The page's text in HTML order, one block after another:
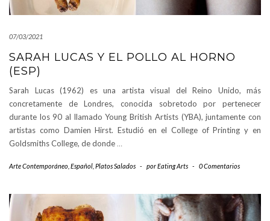
07/03/2021
SARAH LUCAS Y EL POLLO AL HORNO
(ESP)
Sarah Lucas (1962) es una artista visual del Reino Unido, más
concretamente de Londres, conocida sobretodo por pertenecer
durante los 90 al llamado Young British Artists (YBA), juntamente con
artistas como Damien Hirst. Estudió en el College of Printing y en
Goldsmiths College, de donde …
Arte Contemporáneo Español Platos Salados - porEating Arts - 0 Comentarios